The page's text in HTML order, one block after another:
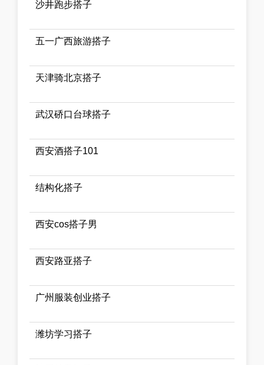
沙井跑步搭子
五一广西旅游搭子
天津骑北京搭子
武汉硚口台球搭子
西安酒搭子101
结构化搭子
西安cos搭子男
西安路亚搭子
广州服装创业搭子
潍坊学习搭子